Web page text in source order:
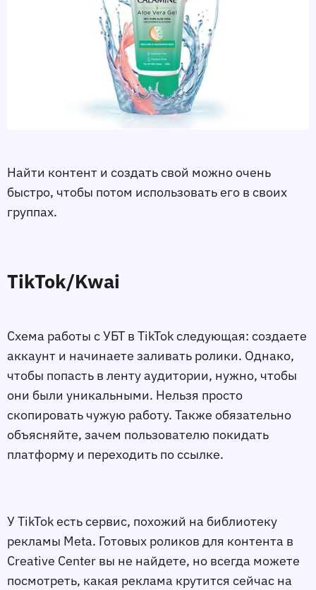
Найти контент и создать свой можно очень
быстро, чтобы потом использовать его в своих
группах.
TikTok/Kwai
Схема работы с УБТ в TikTok следующая: создаете
аккаунт и начинаете заливать ролики. Однако,
чтобы попасть в ленту аудитории, нужно, чтобы
они были уникальными. Нельзя просто
скопировать чужую работу. Также обязательно
объясняйте, зачем пользователю покидать
платформу и переходить по ссылке.
У TikTok есть сервис, похожий на библиотеку
рекламы Meta. Готовых роликов для контента в
Creative Center вы не найдете, но всегда можете
посмотреть, какая реклама крутится сейчас на